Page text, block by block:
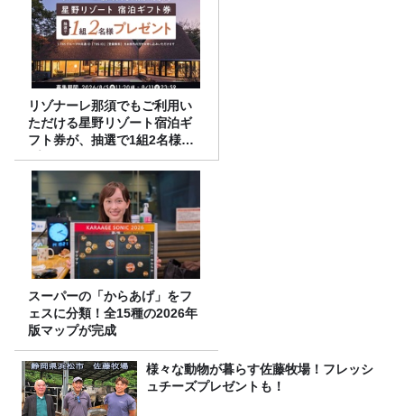
リゾナーレ那須でもご利用い
ただける星野リゾート宿泊ギ
フト券が、抽選で1組2名様に
プレゼント！
スーパーの「からあげ」をフ
ェスに分類！全15種の2026年
版マップが完成
様々な動物が暮らす佐藤牧場！フレッシ
ュチーズプレゼントも！